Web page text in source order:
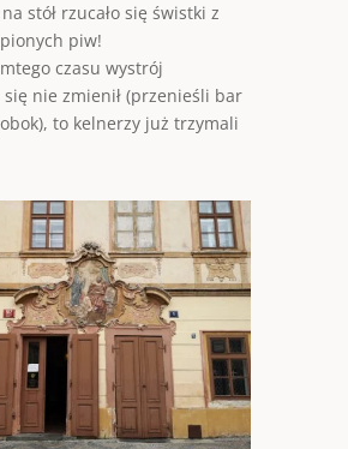
stół rzucało się świstki z
piw!
czasu wystrój
nie zmienił (przenieśli bar
to kelnerzy już trzymali